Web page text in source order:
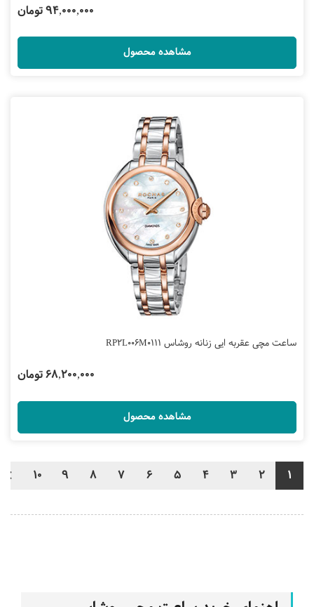
94,000,000 تومان
مشاهده محصول
ساعت مچی عقربه ایی زنانه روشاس RP2L006M0111
68,200,000 تومان
مشاهده محصول
1
2
3
4
5
6
7
8
9
10